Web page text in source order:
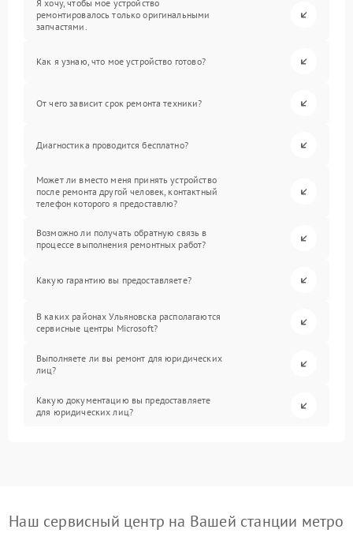
Я хочу, чтобы мое устройство
ремонтировалось только оригинальными
запчастями.
Как я узнаю, что мое устройство готово?
От чего зависит срок ремонта техники?
Диагностика проводится бесплатно?
Может ли вместо меня принять устройство
после ремонта другой человек, контактный
телефон которого я предоставлю?
Возможно ли получать обратную связь в
процессе выполнения ремонтных работ?
Какую гарантию вы предоставляете?
В каких районах Ульяновска располагаются
сервисные центры Microsoft?
Выполняете ли вы ремонт для юридических
лиц?
Какую документацию вы предоставляете
для юридических лиц?
Наш сервисный центр на Вашей станции метро